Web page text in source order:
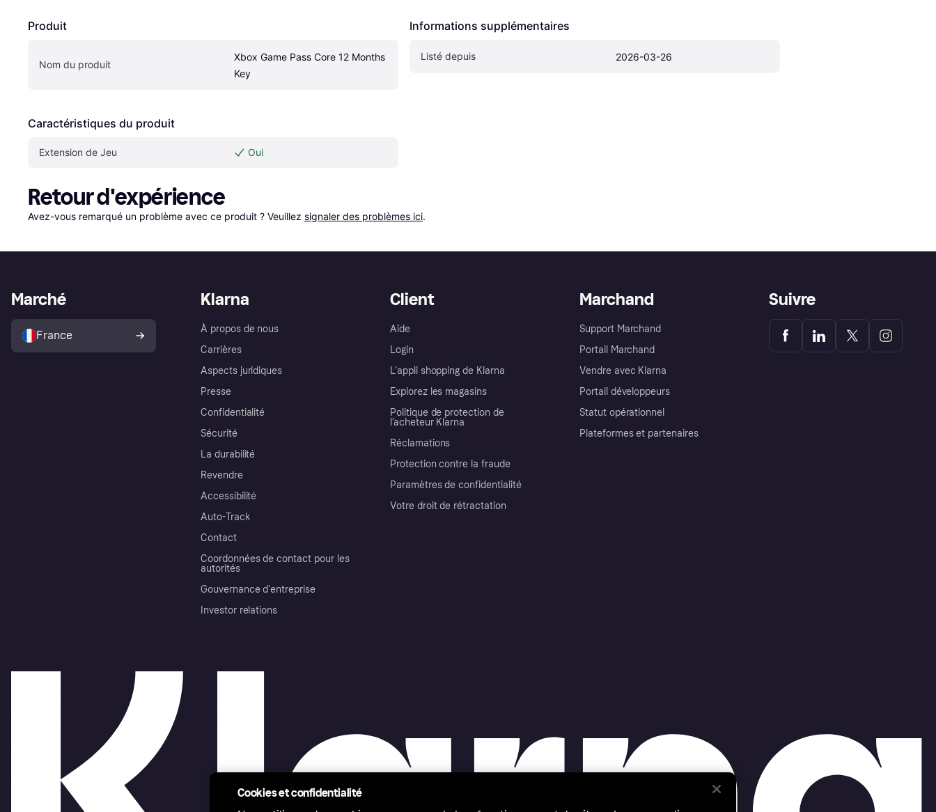
Produit
Nom du produit
Xbox Game Pass Core 12 Months
Key
Caractéristiques du produit
Extension de Jeu Oui
Informations supplémentaires
Listé depuis 2026-03-26
Retour d'expérience
Avez-vous remarqué un problème avec ce produit ? Veuillez signaler des problèmes ici.
Klarna
À propos de nous
Carrières
Aspects juridiques
Presse
Confidentialité
Sécurité
La durabilité
Revendre
Accessibilité
Auto-Track
Contact
Coordonnées de contact pour les
autorités
Gouvernance d’entreprise
Investor relations
Client
Aide
Login
L'appli shopping de Klarna
Explorez les magasins
Politique de protection de
l’acheteur Klarna
Réclamations
Protection contre la fraude
Paramètres de confidentialité
Votre droit de rétractation
Marchand
Support Marchand
Portail Marchand
Vendre avec Klarna
Portail développeurs
Statut opérationnel
Plateformes et partenaires
Marché
France
Suivre
Cookies et confidentialité